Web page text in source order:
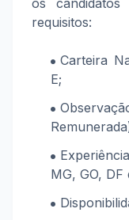
os candidatos
requisitos:
Carteira
E;
MG, GO,